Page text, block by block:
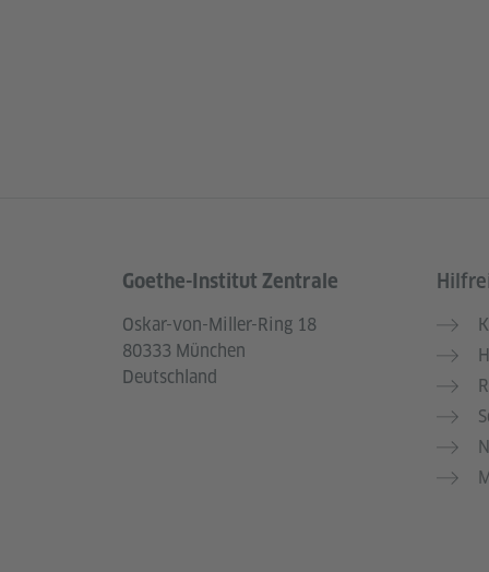
Service- und Informationsbereich
Goethe-Institut Zentrale
Oskar-von-Miller-Ring 18
80333 München
Deutschland